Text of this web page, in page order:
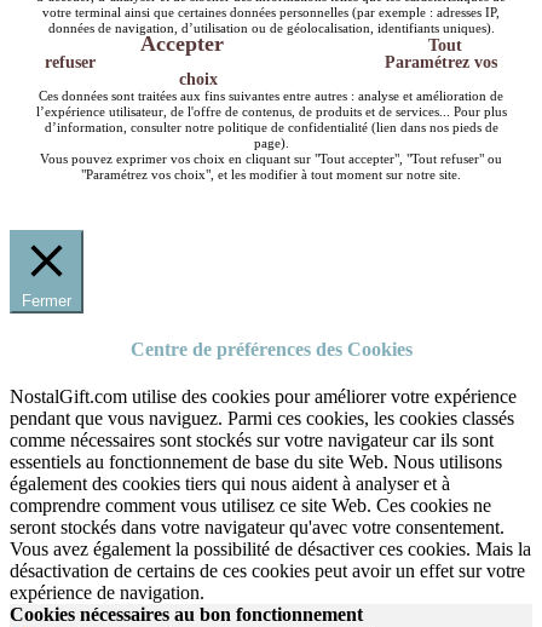
votre terminal ainsi que certaines données personnelles (par exemple : adresses IP,
données de navigation, d’utilisation ou de géolocalisation, identifiants uniques).
Accepter
Tout
refuser
Paramétrez vos
choix
Ces données sont traitées aux fins suivantes entre autres : analyse et amélioration de
l’expérience utilisateur, de l'offre de contenus, de produits et de services... Pour plus
d’information, consulter notre politique de confidentialité (lien dans nos pieds de
page).
Vous pouvez exprimer vos choix en cliquant sur "Tout accepter", "Tout refuser" ou
"Paramétrez vos choix", et les modifier à tout moment sur notre site.
Fermer
Centre de préférences des Cookies
NostalGift.com utilise des cookies pour améliorer votre expérience
pendant que vous naviguez. Parmi ces cookies, les cookies classés
comme nécessaires sont stockés sur votre navigateur car ils sont
essentiels au fonctionnement de base du site Web. Nous utilisons
également des cookies tiers qui nous aident à analyser et à
comprendre comment vous utilisez ce site Web. Ces cookies ne
seront stockés dans votre navigateur qu'avec votre consentement.
Vous avez également la possibilité de désactiver ces cookies. Mais la
désactivation de certains de ces cookies peut avoir un effet sur votre
expérience de navigation.
Cookies nécessaires au bon fonctionnement